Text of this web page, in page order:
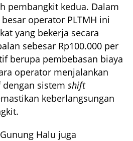
pembangkit kedua. Dalam
operator PLTMH ini
yang bekerja secara
sebesar Rp100.000 per
berupa pembebasan biaya
operator menjalankan
sistem shift
keberlangsungan
Halu juga